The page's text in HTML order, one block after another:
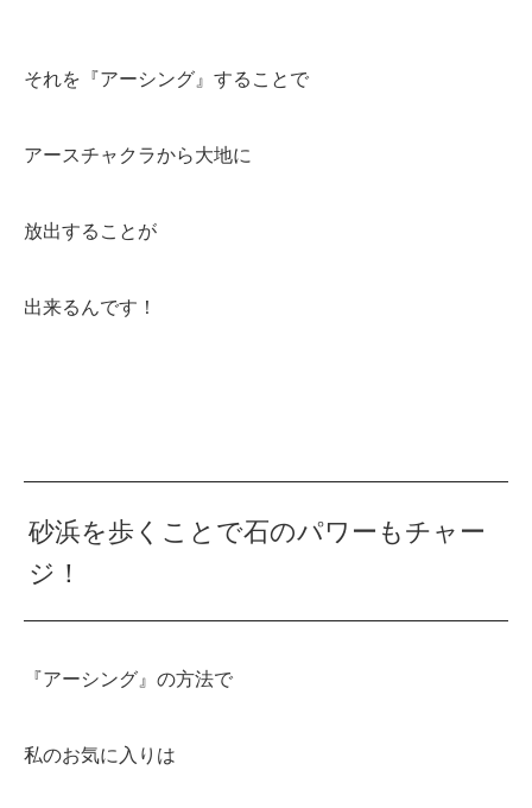
それを『アーシング』することで
アースチャクラから大地に
放出することが
出来るんです！
砂浜を歩くことで石のパワーもチャー
ジ！
『アーシング』の方法で
私のお気に入りは